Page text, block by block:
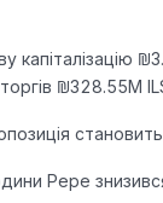
капіталізацію
₪328.55M
Pepe